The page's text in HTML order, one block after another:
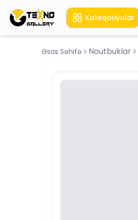
Kateqoriyalar
Əsas Səhifə Noutbuklar